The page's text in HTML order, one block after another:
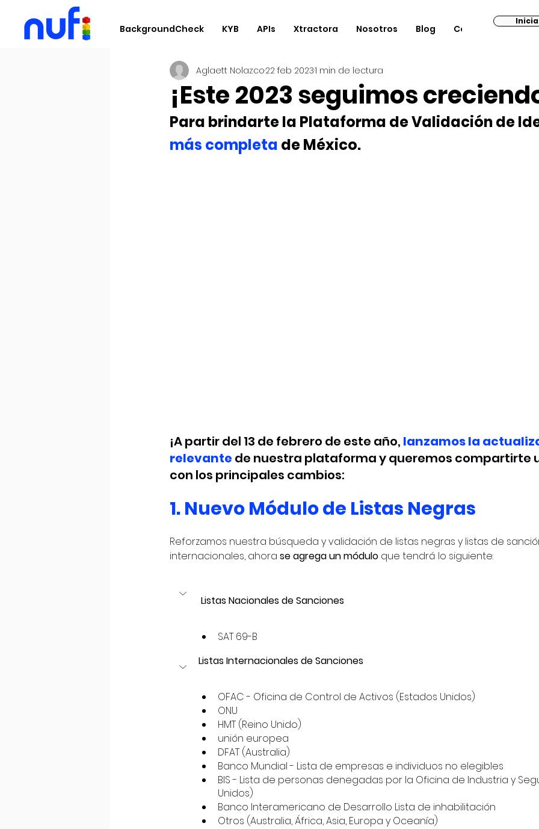
BackgroundCheck KYB APIs Xtractora Nosotros Blog Contacto
¡Este 2023 seguimos
Aglaett Nolazco22 feb 20231 min de lectura
Para brindarte la Plataforma de Validación de
más completa de México.
¡A partir del 13 de febrero de este año, lanzamos la
relevante de nuestra plataforma y queremos compartirte
con los principales cambios:
1. Nuevo Módulo de Listas Negras
Reforzamos nuestra búsqueda y validación de listas negras y listas de
internacionales, ahora se agrega un módulo que tendrá lo siguiente:
Listas Nacionales de Sanciones
SAT 69-B
Listas Internacionales de Sanciones
OFAC - Oficina de Control de Activos (Estados Unidos)
ONU
HMT (Reino Unido)
unión europea
DFAT (Australia)
Banco Mundial - Lista de empresas e individuos no elegibles
BIS - Lista de personas denegadas por la Oficina de Industria y
Unidos)
Banco Interamericano de Desarrollo Lista de inhabilitación
Otros (Australia, África, Asia, Europa y Oceanía)